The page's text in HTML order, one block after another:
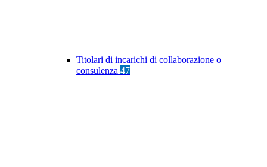
Titolari di incarichi di collaborazione o
consulenza 47